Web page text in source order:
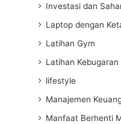
Investasi dan
Laptop dengan
Latihan Gym
Latihan Kebugaran
lifestyle
Manajemen
Manfaat Berhenti